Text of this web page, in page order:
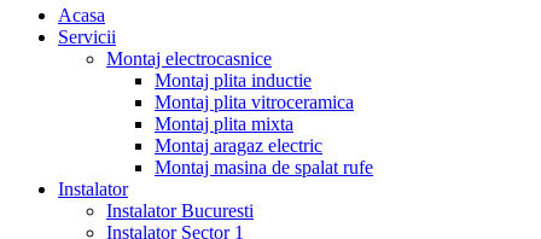
Acasa
Servicii
Montaj electrocasnice
Montaj plita inductie
Montaj plita vitroceramica
Montaj plita mixta
Montaj aragaz electric
Montaj masina de spalat rufe
Instalator
Instalator Bucuresti
Instalator Sector 1